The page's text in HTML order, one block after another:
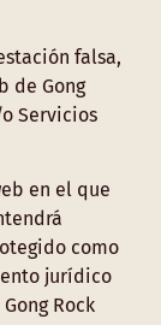
falsa,
de Gong
Servicios
en el que
como
jurídico
Rock